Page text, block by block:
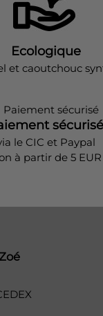
Ecologique
et caoutchouc
sécurisé
le CIC et Paypal
à partir de 5 EUR